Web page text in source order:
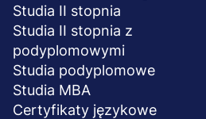
Studia II stopnia
Studia II stopnia z
podyplomowymi
Studia podyplomowe
Studia MBA
Certyfikaty językowe